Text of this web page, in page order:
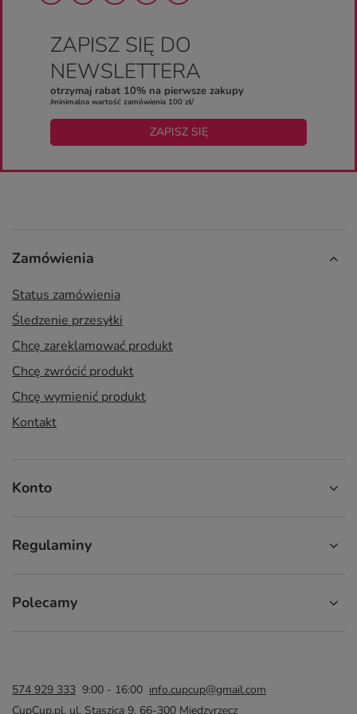
ZAPISZ SIĘ DO
NEWSLETTERA
otrzymaj rabat 10% na pierwsze zakupy
/minimalna wartość zamówienia 100 zł/
ZAPISZ SIĘ
Zamówienia
Status zamówienia
Śledzenie przesyłki
Chcę zareklamować produkt
Chcę zwrócić produkt
Chcę wymienić produkt
Kontakt
Konto
Regulaminy
Polecamy
574 929 333 9:00 - 16:00 info.cupcup@gmail.com
CupCup.pl, ul. Staszica 9, 66-300 Międzyrzecz